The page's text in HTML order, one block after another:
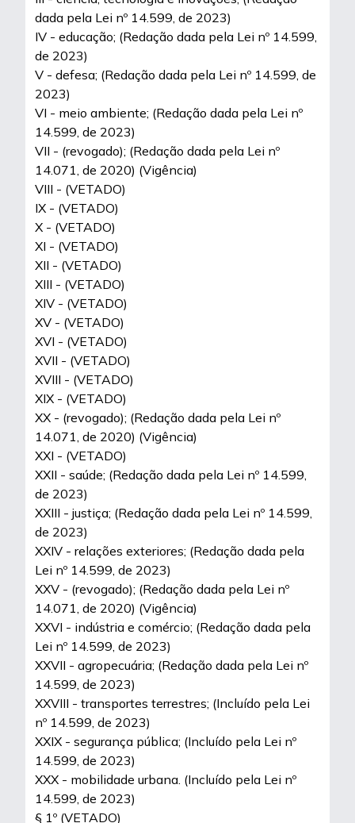
dada pela Lei nº 14.599, de 2023)
IV - educação; (Redação dada pela Lei nº 14.599,
de 2023)
V - defesa; (Redação dada pela Lei nº 14.599, de
2023)
VI - meio ambiente; (Redação dada pela Lei nº
14.599, de 2023)
VII - (revogado); (Redação dada pela Lei nº
14.071, de 2020) (Vigência)
VIII - (VETADO)
IX - (VETADO)
X - (VETADO)
XI - (VETADO)
XII - (VETADO)
XIII - (VETADO)
XIV - (VETADO)
XV - (VETADO)
XVI - (VETADO)
XVII - (VETADO)
XVIII - (VETADO)
XIX - (VETADO)
XX - (revogado); (Redação dada pela Lei nº
14.071, de 2020) (Vigência)
XXI - (VETADO)
XXII - saúde; (Redação dada pela Lei nº 14.599,
de 2023)
XXIII - justiça; (Redação dada pela Lei nº 14.599,
de 2023)
XXIV - relações exteriores; (Redação dada pela
Lei nº 14.599, de 2023)
XXV - (revogado); (Redação dada pela Lei nº
14.071, de 2020) (Vigência)
XXVI - indústria e comércio; (Redação dada pela
Lei nº 14.599, de 2023)
XXVII - agropecuária; (Redação dada pela Lei nº
14.599, de 2023)
XXVIII - transportes terrestres; (Incluído pela Lei
nº 14.599, de 2023)
XXIX - segurança pública; (Incluído pela Lei nº
14.599, de 2023)
XXX - mobilidade urbana. (Incluído pela Lei nº
14.599, de 2023)
§ 1º (VETADO)